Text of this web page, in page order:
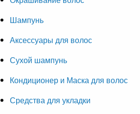
Шампунь
Аксессуары для волос
Сухой шампунь
Кондиционер и Маска для волос
Средства для укладки